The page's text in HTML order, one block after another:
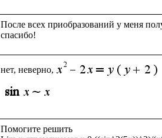
После всех приобразований у меня
нет, неверно,
Помогите решить